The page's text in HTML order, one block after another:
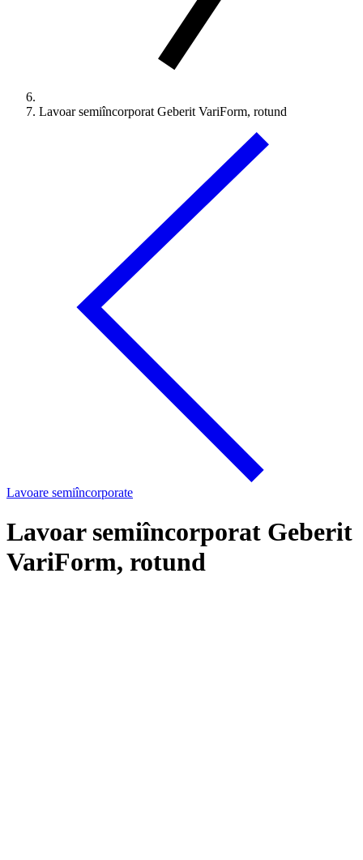
Lavoar semiîncorporat Geberit VariForm, rotund
Lavoare semiîncorporate
Lavoar semiîncorporat Geberit
VariForm, rotund